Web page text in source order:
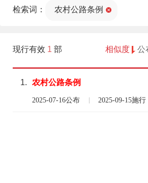
法部官网)同步公
检索词： 农村公路条例
现行有效 1 部 相似度 公
1. 农村公路条例
2025-07-16公布 2025-09-15施行